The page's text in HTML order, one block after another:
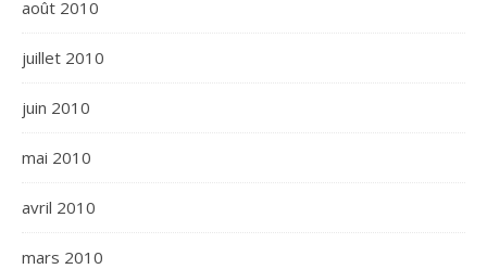
août 2010
juillet 2010
juin 2010
mai 2010
avril 2010
mars 2010